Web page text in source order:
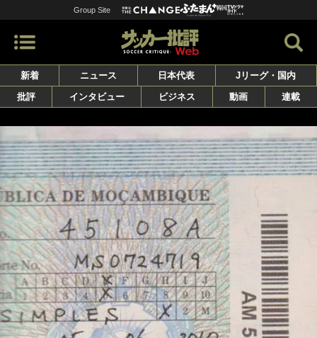
Group Site
新着 ニュース 日本代表
Jリーグ・国内
批評
インタビュー ビジネス 動画 連載